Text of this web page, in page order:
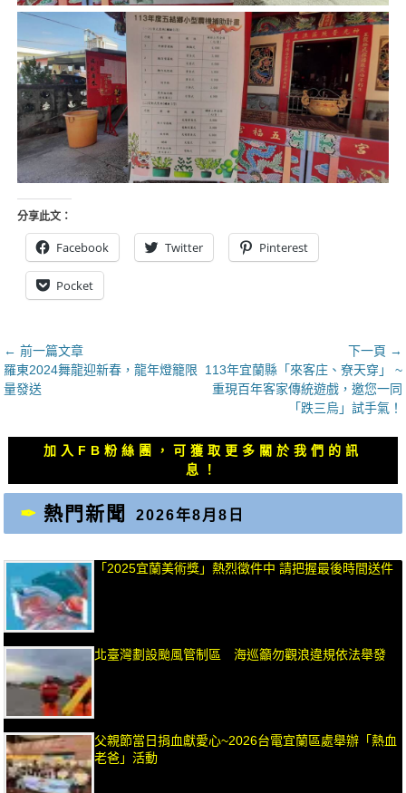
分享此文：
Facebook Twitter Pinterest
Pocket
文
章
導
← 前一篇文章
上
一
羅東2024舞龍迎新春，龍年燈籠限
量發送
下一頁 →
下
一
章：
113年宜蘭縣「來客庄、尞天穿」 ~
重現百年客家傳統遊戲，邀您一同
「跌三烏」試手氣！
加入FB粉絲團，可獲取更多關於我們的訊
息！
熱門新聞 2026年8月8日
「2025宜蘭美術獎」熱烈徵件中 請把握最後時間送件
北臺灣劃設颱風管制區 海巡籲勿觀浪違規依法舉發
父親節當日捐血獻愛心~2026台電宜蘭區處舉辦「熱血
老爸」活動